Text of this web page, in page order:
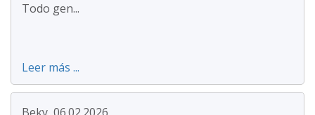
Todo gen...
Leer más ...